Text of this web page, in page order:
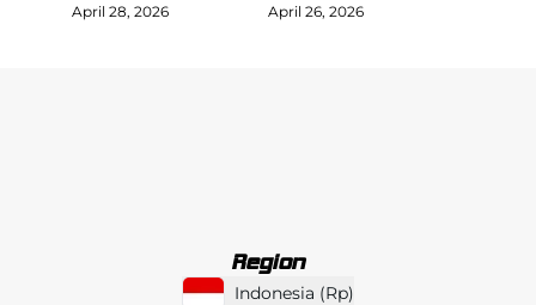
April 28, 2026 April 26, 2026
Region
Indonesia (Rp)